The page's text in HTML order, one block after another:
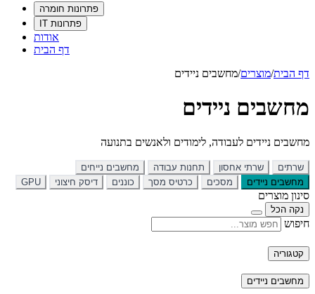
פתרונות חומרה
פתרונות IT
אודות
דף הבית
דף הבית/מוצרים/מחשבים ניידים
מחשבים ניידים
מחשבים ניידים לעבודה, לימודים ולאנשים בתנועה
שרתים שרתי אחסון תחנות עבודה
מחשבים נייחים
מחשבים ניידים
מסכים כרטיס מסך כוננים דיסק חיצוני GPU
סינון מוצרים
נקה הכל
חיפוש
קטגוריה
מחשבים ניידים